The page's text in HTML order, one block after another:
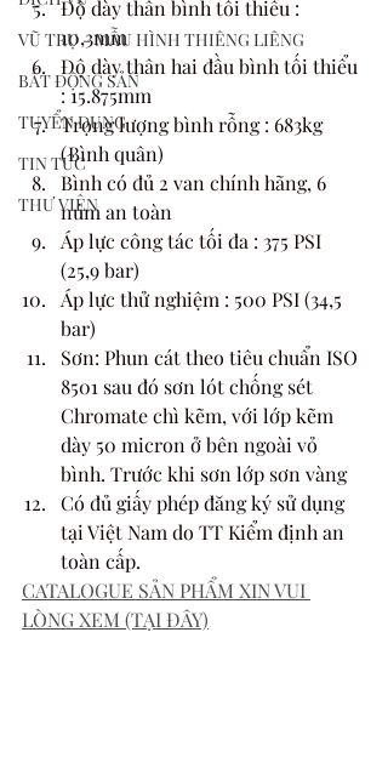
VŨ TRỤ - MẪU HÌNH THIÊNG LIÊNG
BẤT ĐỘNG SẢN
TUYỂN DỤNG
TIN TỨC
THƯ VIỆN
Độ dày thân bình tối thiểu :
10,3mm
Độ dày thân hai đầu bình tối thiểu
: 15.875mm
Trọng lượng bình rỗng : 683kg
(Bình quân)
Bình có đủ 2 van chính hãng, 6
núm an toàn
Áp lực công tác tối đa : 375 PSI
(25,9 bar)
Áp lực thử nghiệm : 500 PSI (34,5
bar)
Sơn: Phun cát theo tiêu chuẩn ISO
8501 sau đó sơn lót chống sét
Chromate chì kẽm, với lớp kẽm
dày 50 micron ở bên ngoài vỏ
bình. Trước khi sơn lớp sơn vàng
Có đủ giấy phép đăng ký sử dụng
tại Việt Nam do TT Kiểm định an
toàn cấp.
CATALOGUE SẢN PHẨM XIN VUI
LÒNG XEM (TẠI ĐÂY)